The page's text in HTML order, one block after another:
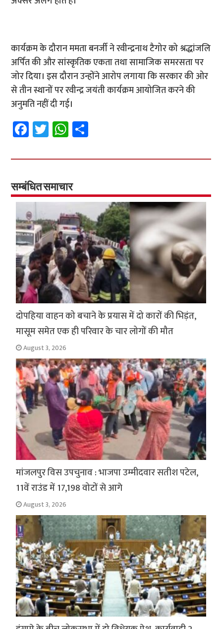
कार्यक्रम के दौरान ममता बनर्जी ने रवीन्द्रनाथ टैगोर को श्रद्धांजलि
अर्पित की और सांस्कृतिक एकता तथा सामाजिक समरसता पर
जोर दिया। इस दौरान उन्होंने आरोप लगाया कि सरकार की ओर
से तीन स्थानों पर रवीन्द्र जयंती कार्यक्रम आयोजित करने की
अनुमति नहीं दी गई।
Fa
ce
b
o
o
k
T
wi
tt
er
W
h
at
sA
p
p
ar
सम्बंधित समाचार
दोपहिया वाहन को बचाने के प्रयास में दो कारों की भिड़ंत,
मासूम समेत एक ही परिवार के चार लोगों की मौत
August 3, 2026
मांजलपुर विस उपचुनाव : भाजपा उम्मीदवार सतीश पटेल,
11वें राउंड में 17,198 वोटों से आगे
August 3, 2026